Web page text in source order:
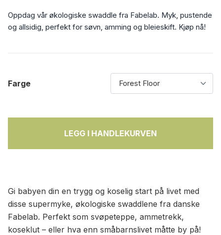
Oppdag vår økologiske swaddle fra Fabelab. Myk, pustende
og allsidig, perfekt for søvn, amming og bleieskift. Kjøp nå!
Farge
LEGG I HANDLEKURVEN
Gi babyen din en trygg og koselig start på livet med
disse supermyke, økologiske swaddlene fra danske
Fabelab. Perfekt som svøpeteppe, ammetrekk,
koseklut – eller hva enn småbarnslivet måtte by på!